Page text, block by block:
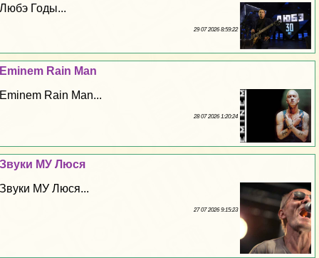
Любэ Годы...
29 07 2026 8:59:22
Eminem Rain Man
Eminem Rain Man...
28 07 2026 1:20:24
Звуки МУ Люся
Звуки МУ Люся...
27 07 2026 9:15:23